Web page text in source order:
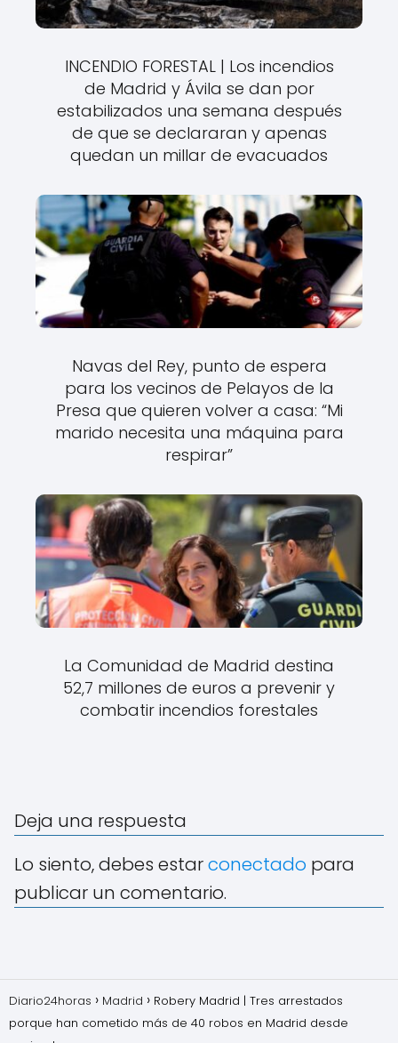
INCENDIO FORESTAL | Los incendios
de Madrid y Ávila se dan por
estabilizados una semana después
de que se declararan y apenas
quedan un millar de evacuados
Navas del Rey, punto de espera
para los vecinos de Pelayos de la
Presa que quieren volver a casa: “Mi
marido necesita una máquina para
respirar”
La Comunidad de Madrid destina
52,7 millones de euros a prevenir y
combatir incendios forestales
Deja una respuesta
Lo siento, debes estarconectado para
publicar un comentario.
Diario24horas Madrid
Robery Madrid | Tres arrestados
porque han cometido más de 40 robos en Madrid desde